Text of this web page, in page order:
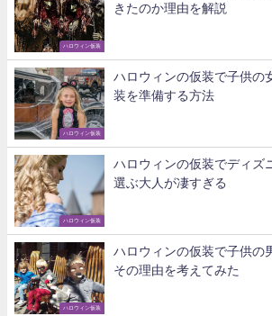
ハロウィン仮装
きたのか理由を解説
ハロウィン仮装
ハロウィンの仮装で子供の
装を準備する方法
ハロウィン仮装
ハロウィンの仮装でディズ
選ぶ大人が凄すぎる
ハロウィン仮装
ハロウィンの仮装で子供の
その理由を考えてみた